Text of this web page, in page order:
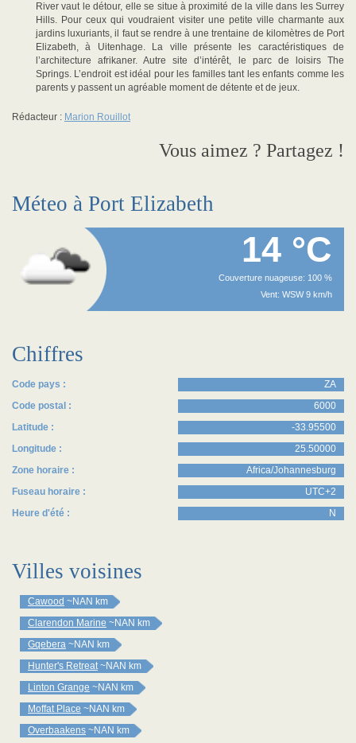
River vaut le détour, elle se situe à proximité de la ville dans les Surrey
Hills. Pour ceux qui voudraient visiter une petite ville charmante aux
jardins luxuriants, il faut se rendre à une trentaine de kilomètres de Port
Elizabeth, à Uitenhage. La ville présente les caractéristiques de
l’architecture afrikaner. Autre site d’intérêt, le parc de loisirs The
Springs. L’endroit est idéal pour les familles tant les enfants comme les
parents y passent un agréable moment de détente et de jeux.
Rédacteur : Marion Rouillot
Vous aimez ? Partagez !
Méteo à Port Elizabeth
14 °C
Couverture nuageuse: 100 %
Vent: WSW 9 km/h
Chiffres
Code pays :
ZA
Code postal :
6000
Latitude :
-33.95500
Longitude :
25.50000
Zone horaire :
Africa/Johannesburg
Fuseau horaire :
UTC+2
Heure d'été :
N
Villes voisines
Cawood ~NAN km
Clarendon Marine ~NAN km
Gqebera ~NAN km
Hunter's Retreat ~NAN km
Linton Grange ~NAN km
Moffat Place ~NAN km
Overbaakens ~NAN km